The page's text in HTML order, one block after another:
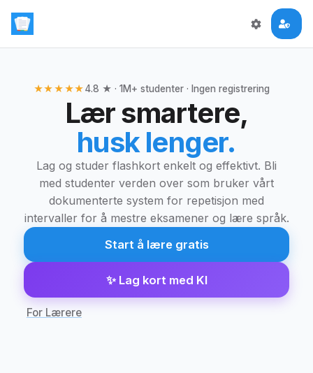
★★★★★4.8 ★ · 1M+ studenter · Ingen registrering
Lær smartere,
husk lenger.
Lag og studer flashkort enkelt og effektivt. Bli
med studenter verden over som bruker vårt
dokumenterte system for repetisjon med
intervaller for å mestre eksamener og lære språk.
Start å lære gratis
✨ Lag kort med KI
For Lærere